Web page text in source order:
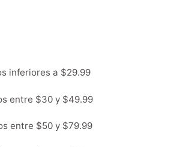
inferiores a $29.99
entre $30 y $49.99
entre $50 y $79.99